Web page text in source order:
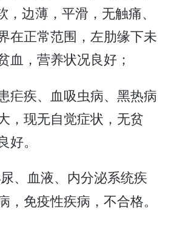
，边薄，平滑，无触痛、
在正常范围，左肋缘下未
血，营养状况良好；
疟疾、血吸虫病、黑热病
，现无自觉症状，无贫
。
、血液、内分泌系统疾
，免疫性疾病，不合格。